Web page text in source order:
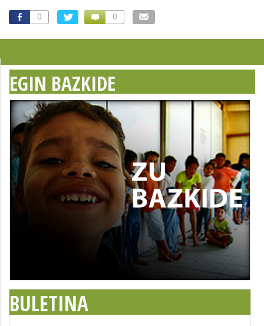
0 0
EGIN BAZKIDE
BULETINA